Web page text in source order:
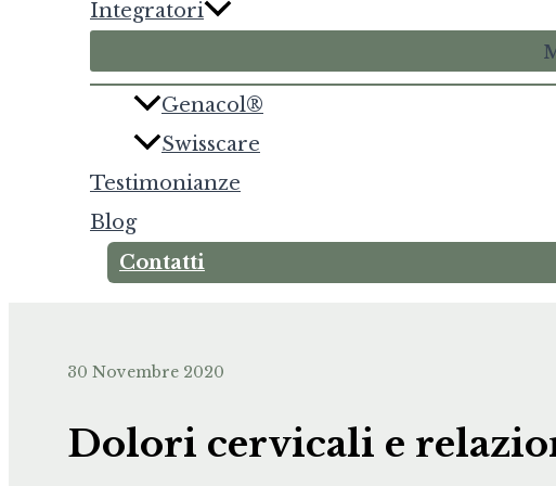
Integratori
Genacol®
Swisscare
Testimonianze
Blog
Contatti
30 Novembre 2020
Dolori cervicali e